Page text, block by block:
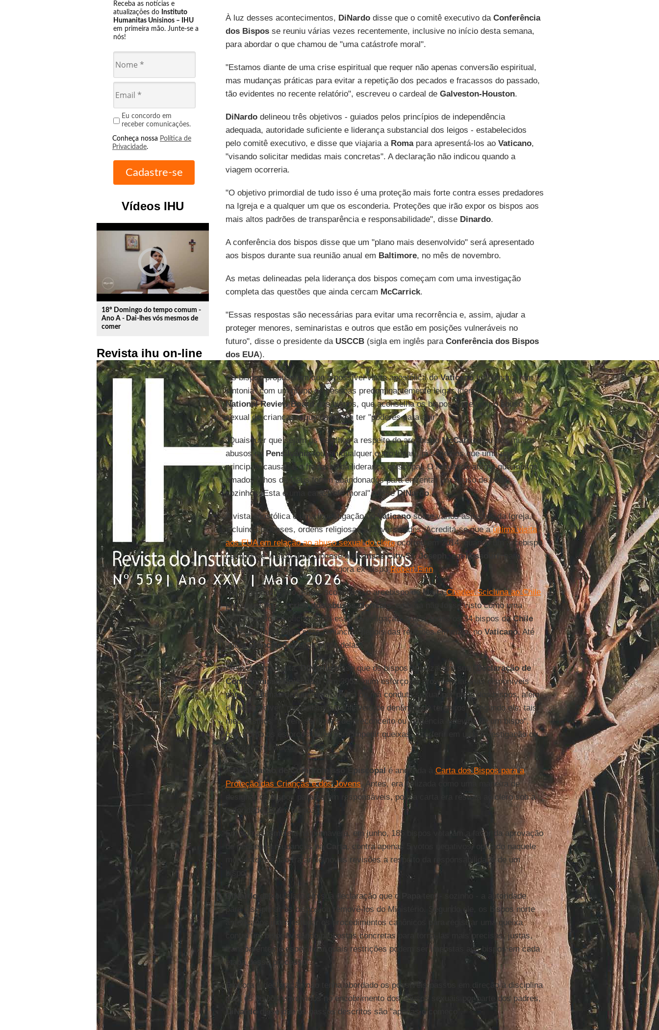
Receba as notícias e
atualizações do Instituto
Humanitas Unisinos – IHU
em primeira mão. Junte-se a
nós!
Eu concordo em
receber comunicações.
Conheça nossa Política de
Privacidade.
Vídeos IHU
play_circle_outline
18º Domingo do tempo comum -
Ano A - Dai-lhes vós mesmos de
comer
Revista ihu on-line
À luz desses acontecimentos, DiNardodisse que o comitê executivo da Conferência
dos Bisposse reuniu várias vezes recentemente, inclusive no início desta semana,
para abordar o que chamou de "uma catástrofe moral".
"Estamos diante de uma crise espiritual que requer não apenas conversão espiritual,
mas mudanças práticas para evitar a repetição dos pecados e fracassos do passado,
tão evidentes no recente relatório", escreveu o cardeal de Galveston-Houston.
DiNardodelineou três objetivos - guiados pelos princípios de independência
adequada, autoridade suficiente e liderança substancial dos leigos - estabelecidos
pelo comitê executivo, e disse que viajaria a Romapara apresentá-los ao Vaticano,
"visando solicitar medidas mais concretas". A declaração não indicou quando a
viagem ocorreria.
"O objetivo primordial de tudo isso é uma proteção mais forte contra esses predadores
na Igreja e a qualquer um que os esconderia. Proteções que irão expor os bispos aos
mais altos padrões de transparência e responsabilidade", disse Dinardo.
A conferência dos bispos disse que um "plano mais desenvolvido" será apresentado
aos bispos durante sua reunião anual em Baltimore, no mês de novembro.
As metas delineadas pela liderança dos bispos começam com uma investigação
completa das questões que ainda cercam McCarrick.
"Essas respostas são necessárias para evitar uma recorrência e, assim, ajudar a
proteger menores, seminaristas e outros que estão em posições vulneráveis no
futuro", disse o presidente da USCCB(sigla em inglês para Conferência dos Bispos
dos EUA).
Os bispos propuseram que a possível visita apostólica doVaticanofuncionaria "em
sintonia" com um grupo de pessoas predominantemente leigas identificadas pelo
National Review Boarddos bispos, que aconselha os bispos a prevenir o abuso
sexual de crianças e que deveriam ter "poderes para agir".
"Quaisquer que sejam os detalhes a respeito do arcebispoMcCarrickou dos muitos
abusos na Pensilvânia(ou em qualquer outro lugar), já sabemos que uma das
principais causas é o fracasso da liderança episcopal. O resultado afirma que muitos
amados filhos de Deus foram abandonados para enfrentar um abuso de poder
sozinhos. Esta é uma catástrofe moral", disseDiNardo.
A vista apostólica é uma investigação do Vaticanosobre vários aspectos da Igreja,
incluindo dioceses, ordens religiosas e universidades. Acredita-se que aúltima visita
aos EUA em relação ao abuso sexual do cleroocorreu em 2014, quando um arcebispo
canadense visitou uma Diocese no Kansas City-St. Joseph , emMissouri , para
investigar a liderança de seu agora ex-bispoRobert Finn.
No início deste ano, Francisco enviou o arcebispo deMalta Charles Scicluna ao Chile
para investigar acrise dos abusos clericais , embora não fosse visto como uma
visita apostólica oficial. Após essa investigação, quase todos os 34 bispos doChile
ofereceram aoPapasuas renúncias depois das reuniões em maio, noVaticano. Até
agoraFranciscoaceitou cinco delas.
Além de uma visita,DiNardodisse que os bispos atualizariam sua "
Declaração de
Compromisso Episcopal
" em 2002, num esforço de providenciar vias disponíveis
para as vítimas denunciarem abuso ou má conduta sexual por parte dos bispos, além
de desenvolver "mecanismos confiáveis ​​de denúncia de terceiros". Segundo ele, tais
mecanismos "devem ser livres de preconceito ou influência indevida de um bispo",
bem como os esforços deles para impedir queixas, interferir em uma investigação ou
distorcer resoluções.
ADeclaração de Compromisso Episcopalé anexada à Carta dos Bispos para a
Proteção das Crianças e dos Jovens. Antes, era utilizada como uma maneira de
designar os bispos para serem responsáveis, pois a carta era restrita ao clero sob a
autoridade de um bispo.
Em sua assembleia na primavera, em junho, 185 bispos votaram a favor da aprovação
de pequenas mudanças na
Carta, contra apenas 5 votos negativos, optando naquele
momento por não tratar de novas revisões a respeito da responsabilidade de um
bispo.
DiNardodeixou claro em sua declaração que o
tem - sozinho - a autoridade
para disciplinar os bispos ou removê-los do Ministério. Segundo ele, os bispos norte
americanos iriam estudar os procedimentos canônicos para registrar uma queixa
contra um bispo "visando propostas concretas para torná-las mais precisas, justas,
transparentes e especificar quais restrições podem ser impostas aos bispos em cada
etapa desse processo".
Embora a declaração não tenha abordado os possíveis passos em direção à disciplina
para os bispos envolvidos no encobrimento dos abusos sexuais por parte dos padres,
DiNardo
disse que os passos descritos são "apenas o começo".